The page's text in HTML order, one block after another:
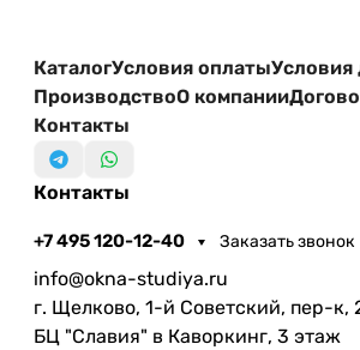
КаталогУсловия оплатыУсловия
ПроизводствоО компании
Контакты
Контакты
+7 495 120-12-40 Заказать звонок
info@okna-studiya.ru
г. Щелково, 1-й Советский, пер-к,
БЦ "Славия" в Каворкинг, 3 этаж